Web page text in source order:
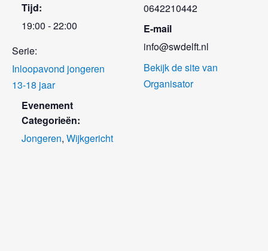
Tijd:
19:00 - 22:00
Serie:
Inloopavond jongeren
13-18 jaar
Evenement
Categorieën:
Jongeren, Wijkgericht
0642210442
E-mail
info@swdelft.nl
Bekijk de site van
Organisator